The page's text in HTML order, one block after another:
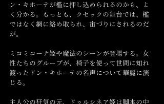
ン・キホーテが檻に押し込められるのかも、よ
く分かる。もっとも、クセックの舞台では、檻
ではなく網に絡め取られ、宙づりにされるのだ
が。
ミコミコーナ姫や魔法のシーンが登場する。女
性たちのグループが、椅子を使って世間に知れ
渡ったドン・キホーテの名声について華麗に演
じる。
主人公の狂気の元、ドゥルシネア姫は脚本の中